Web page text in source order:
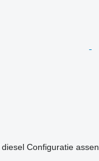
diesel Configuratie assen